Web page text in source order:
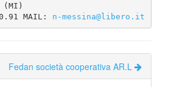
(MI)
MAIL: n-messina@libero.it
Fedan società cooperativa AR.L